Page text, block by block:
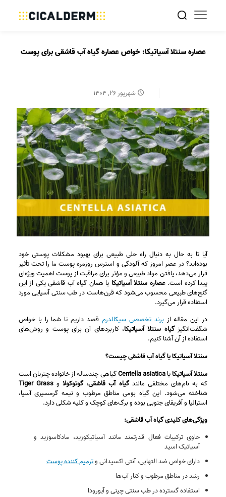
عصاره سنتلا آسیاتیکا: خواص عصاره گیاه آب قاشقی برای پوست
شهریور ۲۶, ۱۴۰۴
آیا تا به حال به دنبال راه حلی طبیعی برای بهبود مشکلات پوستی خود
بوده‌اید؟ در عصر امروز که آلودگی و استرس روزمره پوست ما را تحت تأثیر
قرار می‌دهد، یافتن مواد طبیعی و مؤثر برای مراقبت از پوست اهمیت ویژه‌ای
پیدا کرده است.عصاره سنتلا آسیاتیکا یا همان گیاه آب قاشقی یکی از این
گنج‌های طبیعی محسوب می‌شود که قرن‌هاست در طب سنتی آسیایی مورد
استفاده قرار می‌گیرد.
در این مقاله ازبرند تخصصی سیکالدرم قصد داریم تا شما را با خواص
شگفت‌انگیزگیاه سنتلا آسیاتیکا، کاربردهای آن برای پوست و روش‌های
استفاده از آن آشنا کنیم.
سنتلا آسیاتیکا یا گیاه آب قاشقی چیست؟
سنتلا آسیاتیکایاCentella asiaticaگیاهی چندساله از خانواده چتریان است
که به نام‌های مختلفی مانندگیاه آب قاشقی،گوتوکولاوTiger Grass
شناخته می‌شود. این گیاه بومی مناطق مرطوب و نیمه گرمسیری آسیا،
استرالیا و آفریقای جنوبی بوده و برگ‌های کوچک و کلیه‌ شکلی دارد.
ویژگی‌های کلیدی گیاه آب قاشقی:
حاوی ترکیبات فعال قدرتمند مانند آسیاتیکوزید، مادکاسوزید و
آسیاتیک اسید
دارای خواص ضد التهابی، آنتی‌ اکسیدانی وترمیم‌ کننده پوست
رشد در مناطق مرطوب و کنار آب‌ها
استفاده گسترده در طب سنتی چینی و آیورودا